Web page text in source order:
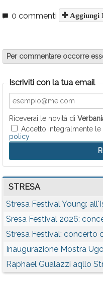
0 commenti Aggiungi
Per commentare occorre
Iscriviti con la tua email
Riceverai le novità di
Accetto integralmente le
policy
STRESA
Stresa Festival Young:
Sresa Festival 2026:
Stresa Festival: concerto
Inaugurazione Mostra
Raphael Gualazzi aqllo